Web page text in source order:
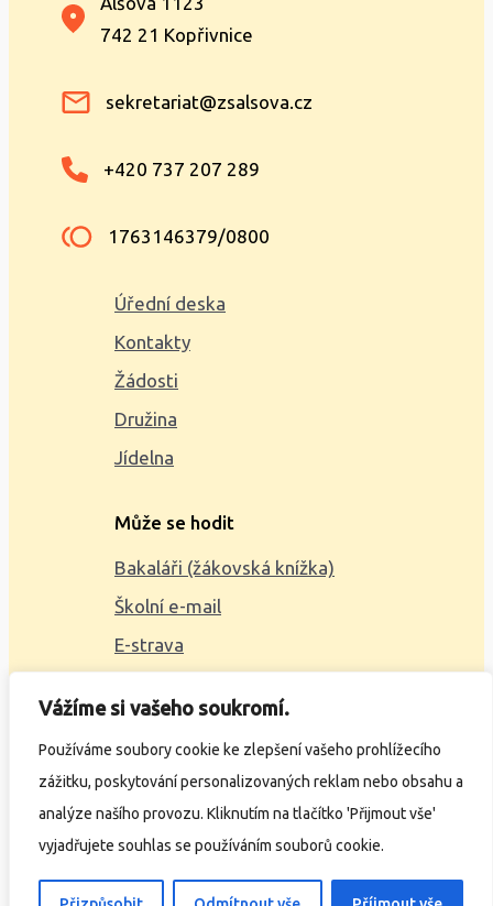
Vážíme si vašeho soukromí.
Používáme soubory cookie ke zlepšení vašeho prohlížecího
zážitku, poskytování personalizovaných reklam nebo obsahu a
analýze našího provozu. Kliknutím na tlačítko 'Přijmout vše'
vyjadřujete souhlas se používáním souborů cookie.
742 21 Kopřivnice
sekretariat@zsalsova.cz
+420 737 207 289
1763146379/0800
Úřední deska
Kontakty
Žádosti
Družina
Jídelna
Může se hodit
Bakaláři (žákovská knížka)
Školní e-mail
E-strava
2023 © ZŠ Alšova, vytvořilWčil.cz
Ochrana osobních údajů
Prohlášení o přístupnosti